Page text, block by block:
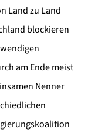
Land zu Land
blockieren
am Ende meist
Nenner